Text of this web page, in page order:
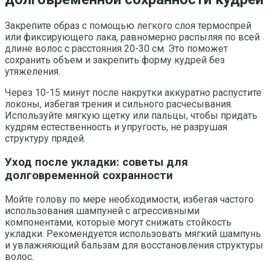
Закрепите образ с помощью легкого слоя термоспрей
или фиксирующего лака, равномерно распыляя по всей
длине волос с расстояния 20-30 см. Это поможет
сохранить объем и закрепить форму кудрей без
утяжеления.
Через 10-15 минут после накрутки аккуратно распустите
локоны, избегая трения и сильного расчесывания.
Используйте мягкую щетку или пальцы, чтобы придать
кудрям естественность и упругость, не разрушая
структуру прядей.
Уход после укладки: советы для
долговременной сохранности
Мойте голову по мере необходимости, избегая частого
использования шампуней с агрессивными
компонентами, которые могут снижать стойкость
укладки. Рекомендуется использовать мягкий шампунь
и увлажняющий бальзам для восстановления структуры
волос.